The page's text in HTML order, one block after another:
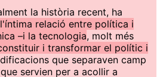
la història recent, ha
l'íntima relació entre política i
–i la tecnologia, molt més
i transformar el polític i
que separaven camp
servien per a acollir a